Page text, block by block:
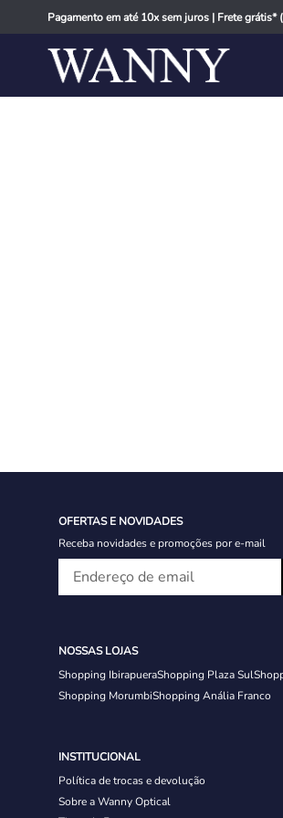
Pagamento em até 10x sem juros | Frete
OFERTAS E NOVIDADES
Receba novidades e promoções por e-mail
NOSSAS LOJAS
Shopping IbirapueraShopping Plaza Sul
Shopping MorumbiShopping Anália Franco
INSTITUCIONAL
Política de trocas e devolução
Sobre a Wanny Optical